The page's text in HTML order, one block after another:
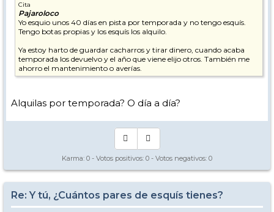
Cita
Pajaroloco
Yo esquio unos 40 días en pista por temporada y no tengo esquís.
Tengo botas propias y los esquís los alquilo.
Ya estoy harto de guardar cacharros y tirar dinero, cuando acaba
temporada los devuelvo y el año que viene elijo otros. También me
ahorro el mantenimiento o averías.
Alquilas por temporada? O día a día?
Karma: 0 - Votos positivos: 0 - Votos negativos: 0
Re: Y tú, ¿Cuántos pares de esquís tienes?